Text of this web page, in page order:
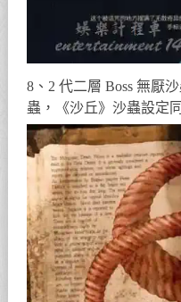
8、2 代二層 Boss 無厭
蟲，《沙丘》沙蟲設定